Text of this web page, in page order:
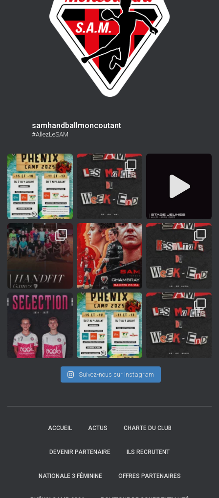
samhandballmoncoutant
#AllezLeSAM
Suivez-nous sur Instagram
ACCUEIL ACTUS CHARTE DU CLUB
DEVENIR PARTENAIRE ILS RECRUTENT
NATIONALE 3 FÉMININE OFFRES PARTENAIRES